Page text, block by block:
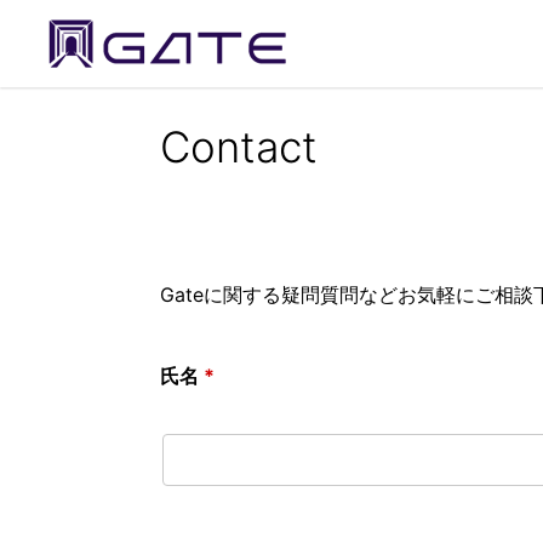
Contact
Gateに関する疑問質問などお気軽にご相談
氏名 *